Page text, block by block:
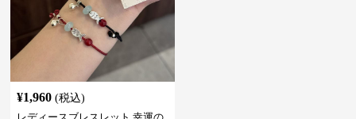
¥1,960 (税込)